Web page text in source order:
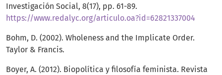
Investigación Social, 8(17), pp. 61-89.
https://www.redalyc.org/articulo.oa?id=62821337004
Bohm, D. (2002). Wholeness and the Implicate Order.
Taylor & Francis.
Boyer, A. (2012). Biopolítica y filosofía feminista. Revista